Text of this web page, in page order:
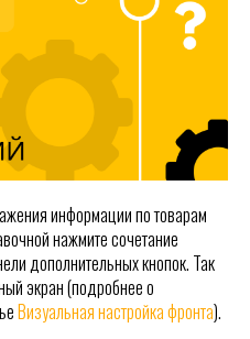
информации по товарам
нажмите сочетание
дополнительных кнопок. Так
экран (подробнее о
Визуальная настройка фронта).